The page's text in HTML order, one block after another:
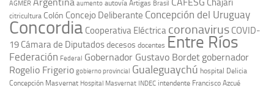
AGMER aumento autovía Artigas Brasil Chajarí
citricultura Colón Concejo Deliberante Concepción del Uruguay
Concordia Cooperativa Eléctrica coronavirus COVID-
19 Cámara de Diputadosdecesos docentes Entre Ríos
Federación Federal Gobernador Gustavo Bordet gobernador
Rogelio Frigerio gobierno provincial Gualeguaychú hospital Delicia
Concepción Masvernat Hospital Masvernat INDEC intendente Francisco Azcué